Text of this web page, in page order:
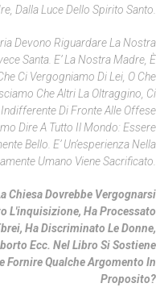
Dalla Luce Dello Spirito Santo.
Devono Riguardare La Nostra
Santa. E’ La Nostra Madre, È
Ci Vergogniamo Di Lei, O Che
Che Altri La Oltraggino, Ci
Di Fronte Alle Offese
Dire A Tutto Il Mondo: Essere
Bello. E’ Un’esperienza Nella
Umano Viene Sacrificato.
Chiesa Dovrebbe Vergognarsi
L'inquisizione, Ha Processato
Ha Discriminato Le Donne,
Ecc. Nel Libro Si Sostiene
Fornire Qualche Argomento In
Proposito?